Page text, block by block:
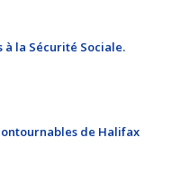
à la Sécurité Sociale.
de Halifax